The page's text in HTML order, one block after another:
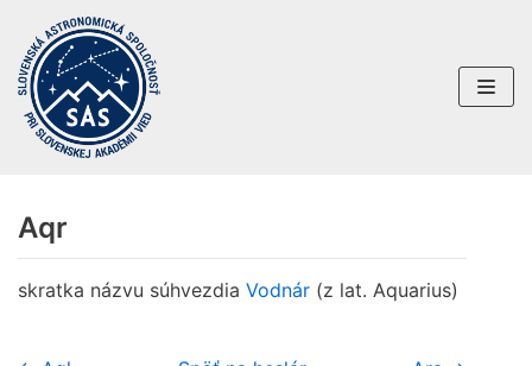
Preskočiť
na
obsah
Aqr
skratka názvu súhvezdia Vodnár (z lat. Aquarius)